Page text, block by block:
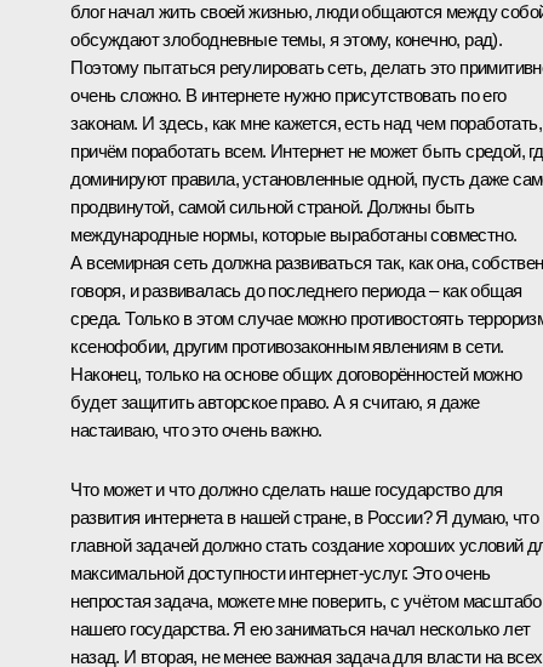
блог начал жить своей жизнью, люди общаются между
обсуждают злободневные темы, я этому, конечно, рад).
Поэтому пытаться регулировать сеть, делать это
очень сложно. В интернете нужно присутствовать по его
законам. И здесь, как мне кажется, есть над чем поработать,
причём поработать всем. Интернет не может быть средой,
доминируют правила, установленные одной, пусть даже
продвинутой, самой сильной страной. Должны быть
международные нормы, которые выработаны совместно.
А всемирная сеть должна развиваться так, как она,
говоря, и развивалась до последнего периода – как общая
среда. Только в этом случае можно противостоять
ксенофобии, другим противозаконным явлениям в сети.
Наконец, только на основе общих договорённостей можно
будет защитить авторское право. А я считаю, я даже
настаиваю, что это очень важно.
Что может и что должно сделать наше государство для
развития интернета в нашей стране, в России? Я думаю, что
главной задачей должно стать создание хороших условий
максимальной доступности интернет-услуг. Это очень
непростая задача, можете мне поверить, с учётом
нашего государства. Я ею заниматься начал несколько лет
назад. И вторая, не менее важная задача для власти на всех